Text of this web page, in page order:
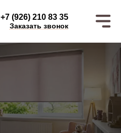
+7 (926) 210 83 35
Заказать звонок